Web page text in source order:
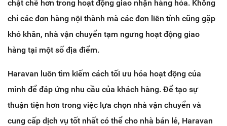
chặt chẽ hơn trong hoạt động giao nhận hàng hóa. Không
chỉ các đơn hàng nội thành mà các đơn liên tỉnh cũng gặp
khó khăn, nhà vận chuyển tạm ngưng hoạt động giao
hàng tại một số địa điểm.
Haravan luôn tìm kiếm cách tối ưu hóa hoạt động của
mình để đáp ứng nhu cầu của khách hàng. Để tạo sự
thuận tiện hơn trong việc lựa chọn nhà vận chuyển và
cung cấp dịch vụ tốt nhất có thể cho nhà bán lẻ, Haravan